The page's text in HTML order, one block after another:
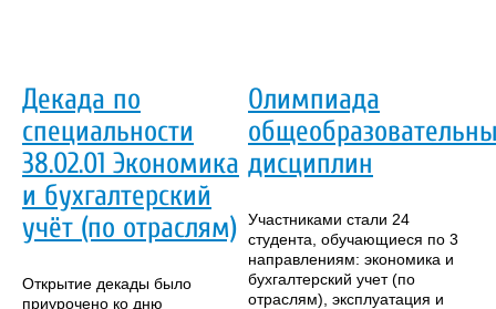
Декада по
специальности
38.02.01 Экономика
и бухгалтерский
учёт (по отраслям)
Открытие декады было
приурочено ко дню
Олимпиада
дисциплин
Участниками стали 24
студента, обучающиеся по 3
направлениям: экономика и
бухгалтерский учет (по
отраслям), эксплуатация и